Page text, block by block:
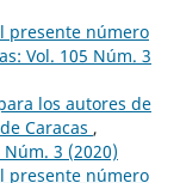
presente número
Vol. 105 Núm. 3
los autores de
Caracas ,
3 (2020)
presente número